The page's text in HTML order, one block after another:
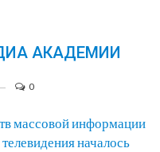
АКАДЕМИИ
0
массовой информации
началось